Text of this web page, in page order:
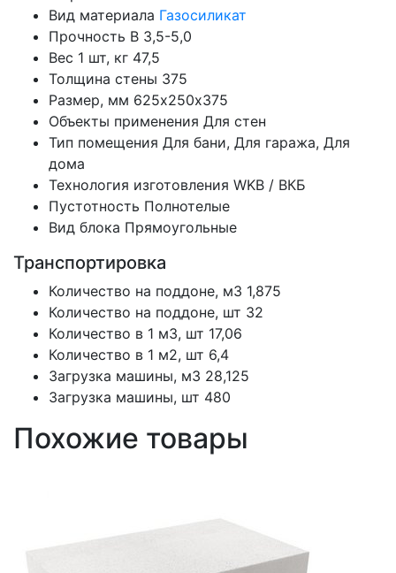
Вид материала Газосиликат
Прочность B 3,5-5,0
Вес 1 шт, кг 47,5
Толщина стены 375
Размер, мм 625х250х375
Объекты применения Для стен
Тип помещения Для бани, Для гаража, Для
дома
Технология изготовления WKB / ВКБ
Пустотность Полнотелые
Вид блока Прямоугольные
Транспортировка
Количество на поддоне, м3 1,875
Количество на поддоне, шт 32
Количество в 1 м3, шт 17,06
Количество в 1 м2, шт 6,4
Загрузка машины, м3 28,125
Загрузка машины, шт 480
Похожие товары